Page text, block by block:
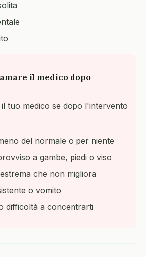
il medico dopo
tuo medico se dopo l'intervento
del normale o per niente
a gambe, piedi o viso
che non migliora
o vomito
difficoltà a concentrarti